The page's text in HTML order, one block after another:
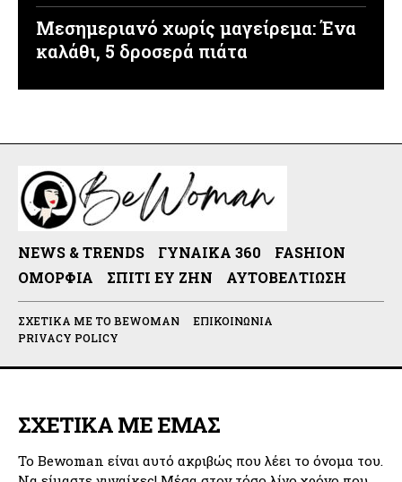
Μεσημεριανό χωρίς μαγείρεμα: Ένα
καλάθι, 5 δροσερά πιάτα
NEWS & TRENDS ΓΥΝΑΊΚΑ 360
FASHION
ΟΜΟΡΦΙΆ
ΣΠΊΤΙ ΕΥ ΖΗΝ ΑΥΤΟΒΕΛΤΊΩΣΗ
ΣΧΕΤΙΚΆ ΜΕ ΤΟ BEWOMAN
ΕΠΙΚΟΙΝΩΝΊΑ
PRIVACY POLICY
ΣΧΕΤΙΚΑ ΜΕ ΕΜΑΣ
Το Bewoman είναι αυτό ακριβώς που λέει το όνομα του.